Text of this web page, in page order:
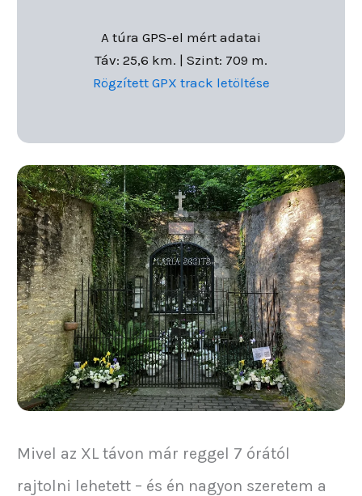
A túra GPS-el mért adatai
Táv: 25,6 km. | Szint: 709 m.
Rögzített GPX track letöltése
Mivel az XL távon már reggel 7 órától
rajtolni lehetett – és én nagyon szeretem a